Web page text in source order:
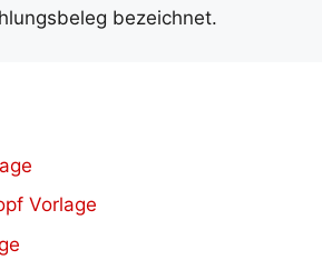
bezeichnet.
Vorlage